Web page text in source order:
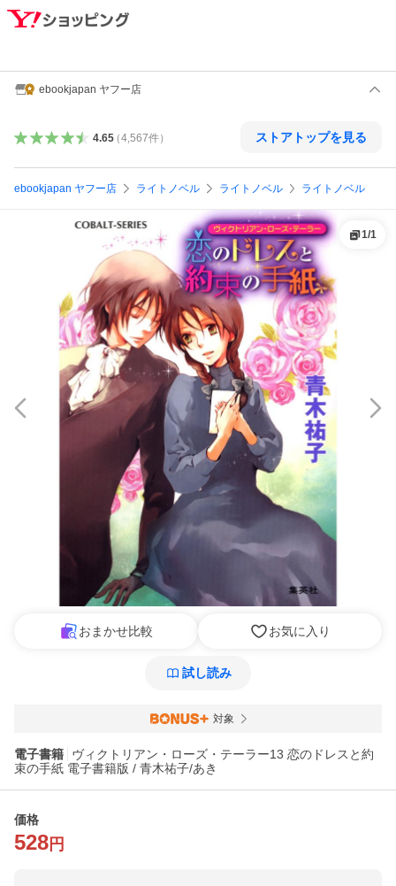
ebookjapan ヤフー店
4.65（4,567件） ストアトップを見る
ebookjapan ヤフー店 ライトノベル ライトノベル ライトノベル
1/1
おまかせ比較 お気に入り
試し読み
対象
電子書籍
ヴィクトリアン・ローズ・テーラー13 恋のドレスと約
束の手紙 電子書籍版 / 青木祐子/あき
価格
528 円